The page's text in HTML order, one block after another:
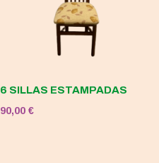
6 SILLAS ESTAMPADAS
90,00€